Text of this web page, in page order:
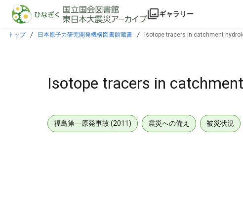
本文に飛ぶ
ギャラリー
トップ 日本原子力研究開発機構図書館蔵書 Isotope tracers in catchment
Isotope tracers in
福島第一原発事故 (2011) 震災への備え 被災状況